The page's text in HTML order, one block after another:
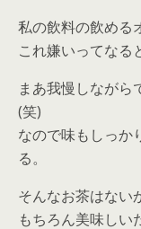
私の飲料の飲める
これ嫌いってなる
まあ我慢しながら
(笑)
なので味もしっか
る。
そんなお茶はない
もちろん美味しい